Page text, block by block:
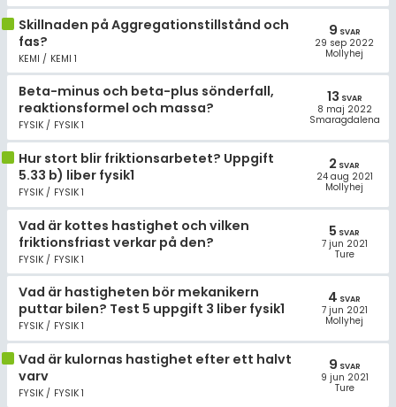
Skillnaden på Aggregationstillstånd och
fas?
KEMI / KEMI 1
9 SVAR
29 sep 2022
Mollyhej
Beta-minus och beta-plus sönderfall,
reaktionsformel och massa?
FYSIK / FYSIK 1
13 SVAR
8 maj 2022
Smaragdalena
Hur stort blir friktionsarbetet? Uppgift
5.33 b) liber fysik1
FYSIK / FYSIK 1
2 SVAR
24 aug 2021
Mollyhej
Vad är kottes hastighet och vilken
friktionsfriast verkar på den?
FYSIK / FYSIK 1
5 SVAR
7 jun 2021
Ture
Vad är hastigheten bör mekanikern
puttar bilen? Test 5 uppgift 3 liber fysik1
FYSIK / FYSIK 1
4 SVAR
7 jun 2021
Mollyhej
Vad är kulornas hastighet efter ett halvt
varv
FYSIK / FYSIK 1
9 SVAR
9 jun 2021
Ture